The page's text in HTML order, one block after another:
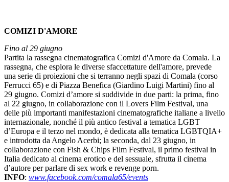
COMIZI D'AMORE
Fino al 29 giugno
Partita la rassegna cinematografica Comizi d'Amore da Comala. La
rassegna, che esplora le diverse sfaccettature dell'amore, prevede
una serie di proiezioni che si terranno negli spazi di Comala (corso
Ferrucci 65) e di Piazza Benefica (Giardino Luigi Martini) fino al
29 giugno. Comizi d’amore si suddivide in due parti: la prima, fino
al 22 giugno, in collaborazione con il Lovers Film Festival, una
delle più importanti manifestazioni cinematografiche italiane a livello
internazionale, nonché il più antico festival a tematica LGBT
d’Europa e il terzo nel mondo, è dedicata alla tematica LGBTQIA+
e introdotta da Angelo Acerbi; la seconda, dal 23 giugno, in
collaborazione con Fish & Chips Film Festival, il primo festival in
Italia dedicato al cinema erotico e del sessuale, sfrutta il cinema
d’autore per parlare di sex work e revenge porn.
INFO: www.facebook.com/comala65/events